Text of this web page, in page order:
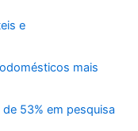
e
mais
53% em pesquisa